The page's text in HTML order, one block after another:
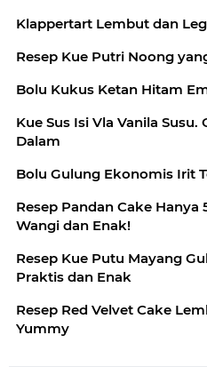
Klappertart Lembut dan
Resep Kue Putri Noong
Bolu Kukus Ketan Hitam
Kue Sus Isi Vla Vanila
Dalam
Bolu Gulung Ekonomis Irit
Resep Pandan Cake Hanya
Wangi dan Enak!
Resep Kue Putu Mayang
Praktis dan Enak
Resep Red Velvet Cake
Yummy